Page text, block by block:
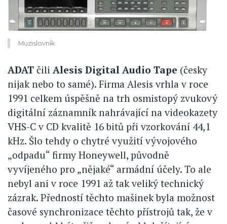
Muzislovník
ADAT čili Alesis Digital Audio Tape (česky
nijak nebo to samé). Firma Alesis vrhla v roce
1991 celkem úspěšně na trh osmistopý zvukový
digitální záznamník nahrávající na videokazety
VHS-C v CD kvalitě 16 bitů při vzorkování 44,1
kHz. Šlo tehdy o chytré využití vývojového
„odpadu“ firmy Honeywell, původně
vyvíjeného pro „nějaké“ armádní účely. To ale
nebyl ani v roce 1991 až tak veliký technický
zázrak. Předností těchto mašinek byla možnost
časové synchronizace těchto přístrojů tak, že v